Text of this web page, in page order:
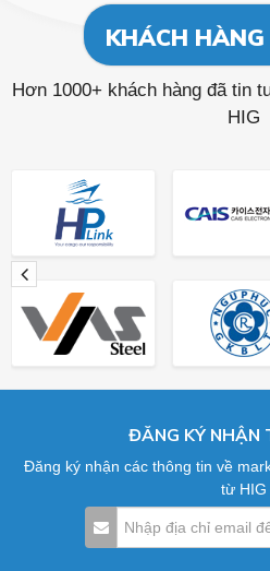
KHÁCH HÀNG
Hơn 1000+ khách hàng đã tin
HIG
ĐĂNG KÝ NHẬN
Đăng ký nhận các thông tin về
từ HIG